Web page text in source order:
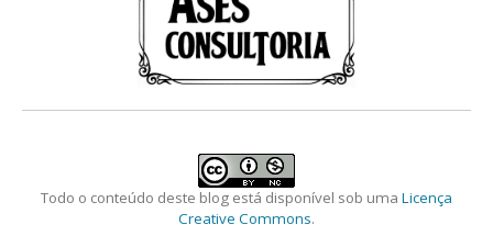
Todo o conteúdo deste blog está disponível sob uma Licença
Creative Commons.